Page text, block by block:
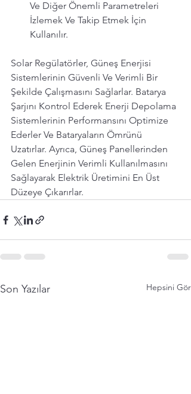
Ve Diğer Önemli Parametreleri
İzlemek Ve Takip Etmek İçin
Kullanılır.
Solar Regülatörler, Güneş Enerjisi
Sistemlerinin Güvenli Ve Verimli Bir
Şekilde Çalışmasını Sağlarlar. Batarya
Şarjını Kontrol Ederek Enerji Depolama
Sistemlerinin Performansını Optimize
Ederler Ve Bataryaların Ömrünü
Uzatırlar. Ayrıca, Güneş Panellerinden
Gelen Enerjinin Verimli Kullanılmasını
Sağlayarak Elektrik Üretimini En Üst
Düzeye Çıkarırlar.
Son Yazılar Hepsini Gör